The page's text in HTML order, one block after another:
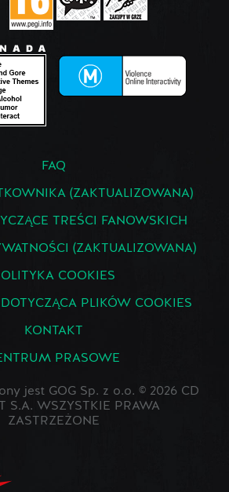
FAQ
(ZAKTUALIZOWANA)
TREŚCI FANOWSKICH
(ZAKTUALIZOWANA)
COOKIES
PLIKÓW COOKIES
KONTAKT
PRASOWE
jest GOG Sp. z o.o. © 2026 CD
S.A. WSZYSTKIE PRAWA
ZASTRZEŻONE